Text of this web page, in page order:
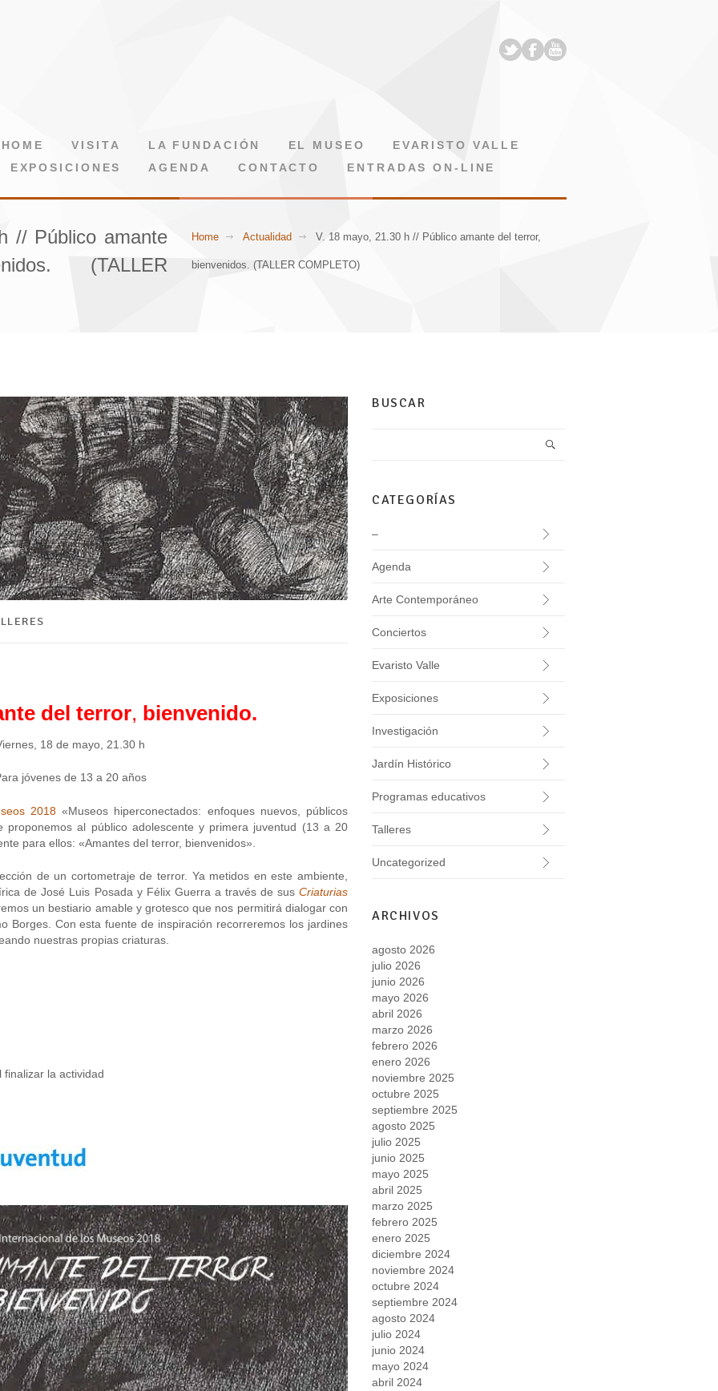
HOME VISITA LA FUNDACIÓN EL MUSEO
EVARISTO VALLE
EXPOSICIONES
AGENDA CONTACTO ENTRADAS ON-LINE
// Público amante
(TALLER
Home Actualidad V. 18 mayo, 21.30 h // Público amante del terror,
bienvenidos. (TALLER COMPLETO)
del terror, bienvenido.
18 de mayo, 21.30 h
jóvenes de 13 a 20 años
2018«Museos hiperconectados: enfoques nuevos, públicos
proponemos al público adolescente y primera juventud (13 a 20
para ellos: «Amantes del terror, bienvenidos».
de un cortometraje de terror. Ya metidos en este ambiente,
de José Luis Posada y Félix Guerra a través de sus Criaturias
un bestiario amable y grotesco que nos permitirá dialogar con
Borges. Con esta fuente de inspiración recorreremos los jardines
nuestras propias criaturas.
la actividad
BUSCAR
CATEGORÍAS
–
Agenda
Arte Contemporáneo
Conciertos
Evaristo Valle
Exposiciones
Investigación
Jardín Histórico
Programas educativos
Talleres
Uncategorized
ARCHIVOS
agosto 2026
julio 2026
junio 2026
mayo 2026
abril 2026
marzo 2026
febrero 2026
enero 2026
noviembre 2025
octubre 2025
septiembre 2025
agosto 2025
julio 2025
junio 2025
mayo 2025
abril 2025
marzo 2025
febrero 2025
enero 2025
diciembre 2024
noviembre 2024
octubre 2024
septiembre 2024
agosto 2024
julio 2024
junio 2024
mayo 2024
abril 2024